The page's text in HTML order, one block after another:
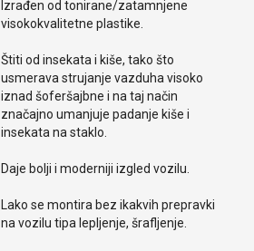
Izrađen od tonirane/zatamnjene
visokokvalitetne plastike.
Štiti od insekata i kiše, tako što
usmerava strujanje vazduha visoko
iznad šoferšajbne i na taj način
značajno umanjuje padanje kiše i
insekata na staklo.
Daje bolji i moderniji izgled vozilu.
Lako se montira bez ikakvih prepravki
na vozilu tipa lepljenje, šrafljenje.